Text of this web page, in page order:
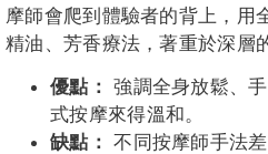
摩師會爬到體驗者的背上，用
精油、芳香療法，著重於深層
優點： 強調全身放鬆、
式按摩來得溫和。
缺點： 不同按摩師手法